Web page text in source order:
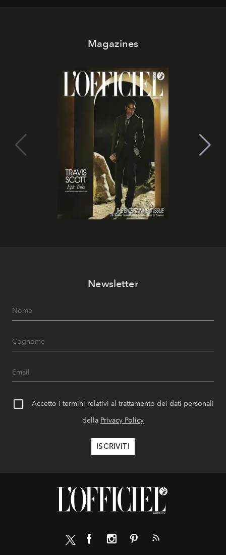
Magazines
Newsletter
Accetto i termini relativi al trattamento dei dati personali
della Privacy Policy